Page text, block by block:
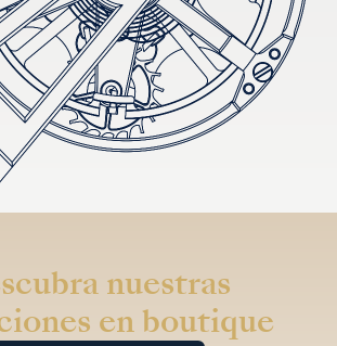
nuestras
en boutique